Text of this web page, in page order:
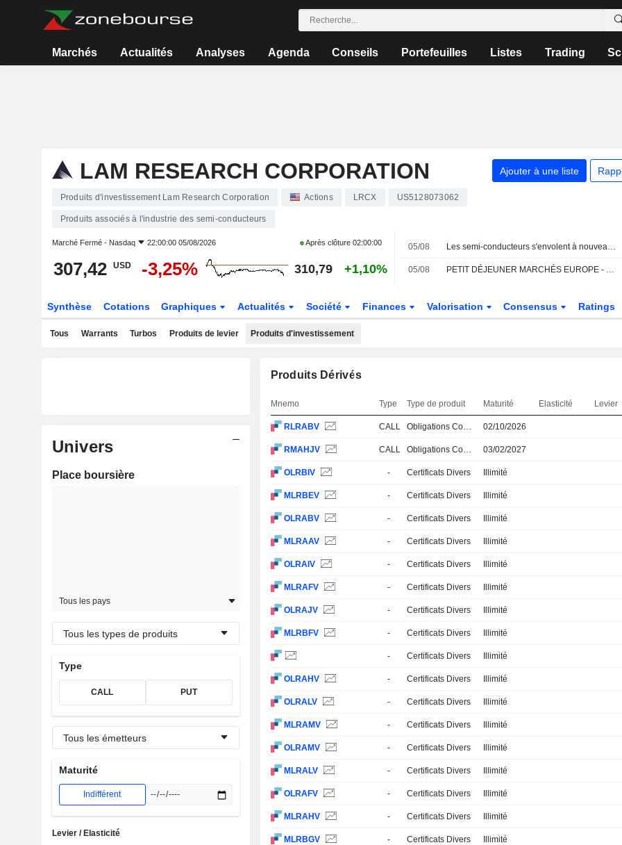
Marchés Actualités Analyses Agenda Conseils Portefeuilles Listes Trading
LAM RESEARCH CORPORATION Ajouter à une liste
Produits d'investissement Lam Research Corporation Actions LRCX US5128073062
Produits associés à l'industrie des semi-conducteurs
Marché Fermé - Nasdaq 22:00:00 05/08/2026 Après clôture 02:00:00
307,42 USD -3,25% 310,79 +1,10%
05/08 Les semi-conducteurs s'envolent à nouveau face à l'explosion des investissements dans l'IA
05/08 PETIT DÉJEUNER MARCHÉS EUROPE - Les semi-conducteurs s'envolent à nouveau, les investissements dans l'IA atteignent des sommets
Synthèse Cotations Graphiques Actualités Société Finances Valorisation Consensus Ratings
Tous Warrants Turbos Produits de levier Produits d'investissement
Univers
Place boursière
Tous les pays
Tous les types de produits
Type
CALL PUT
Tous les émetteurs
Maturité
Indifférent
Levier / Elasticité
Produits Dérivés
Mnemo Type Type de produit Maturité Elasticité Levier
RLRABV CALL Obligations Convertibles 02/10/2026
RMAHJV CALL Obligations Convertibles 03/02/2027
OLRBIV - Certificats Divers Illimité
MLRBEV - Certificats Divers Illimité
OLRABV - Certificats Divers Illimité
MLRAAV - Certificats Divers Illimité
OLRAIV - Certificats Divers Illimité
MLRAFV - Certificats Divers Illimité
OLRAJV - Certificats Divers Illimité
MLRBFV - Certificats Divers Illimité
- Certificats Divers Illimité
OLRAHV - Certificats Divers Illimité
OLRALV - Certificats Divers Illimité
MLRAMV - Certificats Divers Illimité
OLRAMV - Certificats Divers Illimité
MLRALV - Certificats Divers Illimité
OLRAFV - Certificats Divers Illimité
MLRAHV - Certificats Divers Illimité
MLRBGV - Certificats Divers Illimité